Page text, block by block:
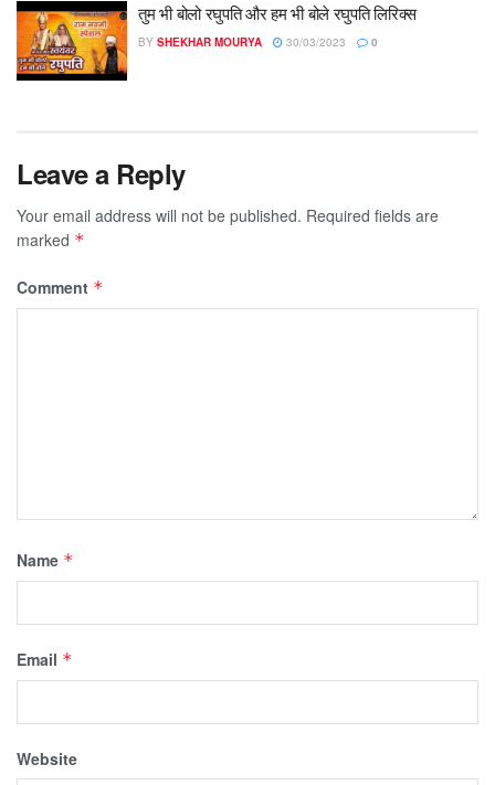
तुम भी बोलो रघुपति और हम भी बोले रघुपति लिरिक्स
BY SHEKHAR MOURYA 30/03/2023 0
Leave a Reply
Your email address will not be published. Required fields are
marked *
Comment *
Name *
Email *
Website